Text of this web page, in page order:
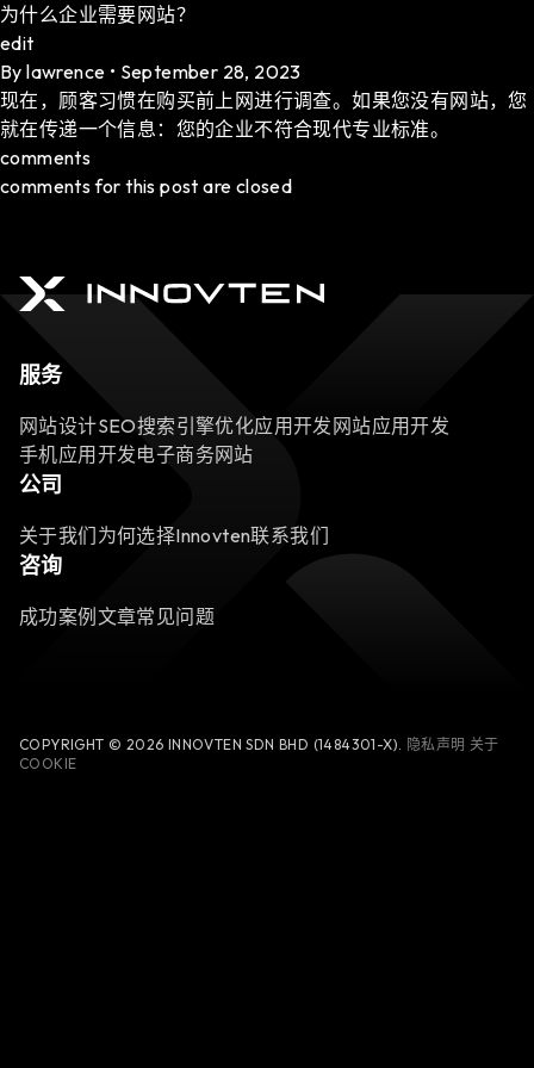
为什么企业需要网站？
edit
By lawrence • September 28, 2023
现在，顾客习惯在购买前上网进行调查。如果您没有网站，您
就在传递一个信息：您的企业不符合现代专业标准。
comments
comments for this post are closed
服务
网站设计SEO搜索引擎优化应用开发 网站应用开发
手机应用开发电子商务网站
公司
关于我们 为何选择Innovten联系我们
咨询
成功案例 文章常见问题
COPYRIGHT © 2026 INNOVTEN SDN BHD (1484301-X). 隐私声明 关于
COOKIE